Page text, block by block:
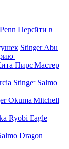
Penn Перейти в
StingerAbu
Пирс Мастер
Stinger Salmo
Okuma Mitchell
Ryobi Eagle
Dragon